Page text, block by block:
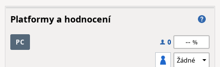
Platformy a hodnocení
PC 0 --